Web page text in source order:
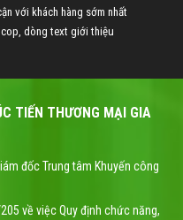
với khách hàng sớm nhất
dòng text giới thiệu
TIẾN THƯƠNG MẠI GIA
đốc Trung tâm Khuyến công
về việc Quy định chức năng,